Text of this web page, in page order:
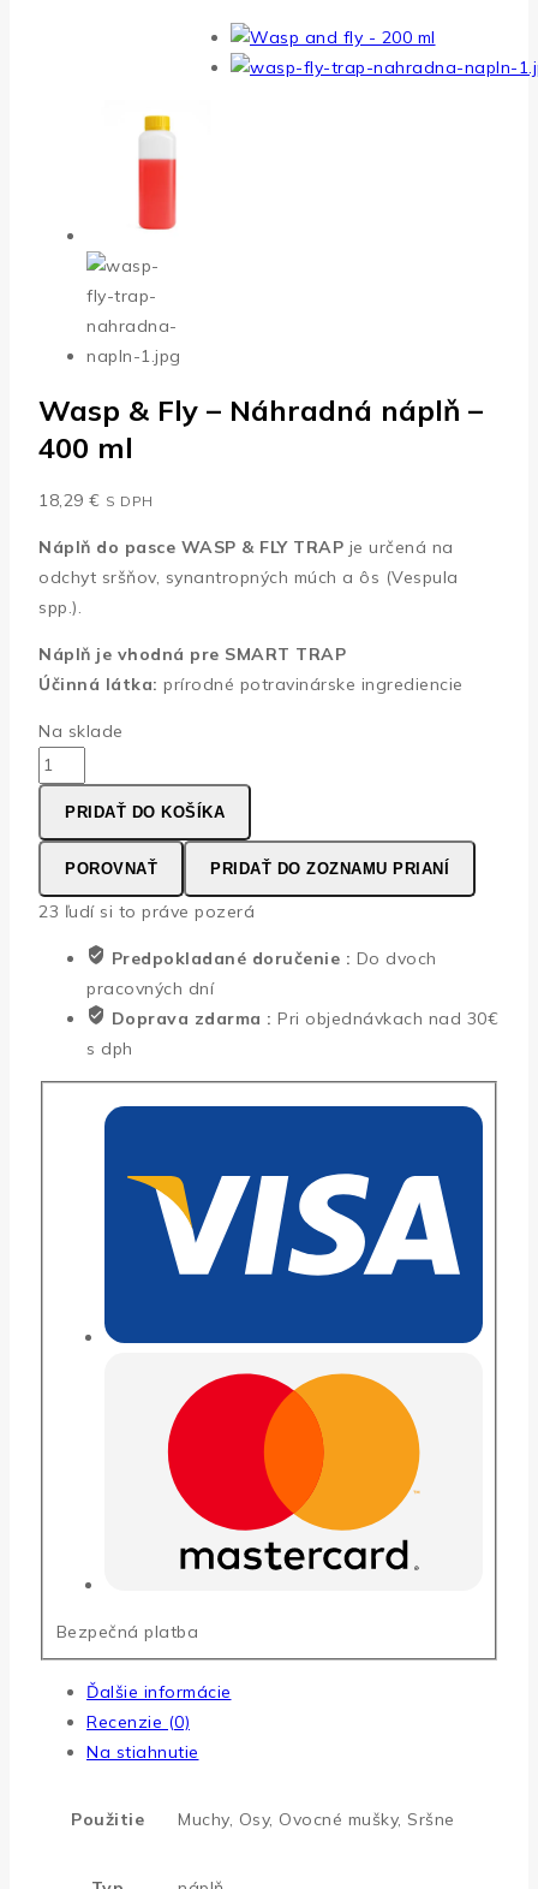
Wasp & Fly – Náhradná náplň –
400 ml
18,29 € S DPH
Náplň do pasce WASP & FLY TRAP je určená na
odchyt sršňov, synantropných múch a ôs (Vespula
spp.).
Náplň je vhodná pre SMART TRAP
Účinná látka: prírodné potravinárske ingrediencie
Na sklade
množstvo
Wasp
Fly
Náhradná
PRIDAŤ DO KOŠÍKA
POROVNAŤ PRIDAŤ DO ZOZNAMU PRIANÍ
23 ľudí si to práve pozerá
Predpokladané doručenie : Do dvoch
pracovných dní
Doprava zdarma : Pri objednávkach nad 30€
s dph
Bezpečná platba
Ďalšie informácie
Recenzie (0)
Na stiahnutie
Použitie Muchy, Osy, Ovocné mušky, Sršne